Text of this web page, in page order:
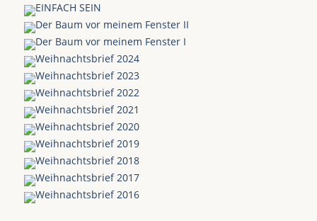
EINFACH SEIN
Der Baum vor meinem Fenster II
Der Baum vor meinem Fenster I
Weihnachtsbrief 2024
Weihnachtsbrief 2023
Weihnachtsbrief 2022
Weihnachtsbrief 2021
Weihnachtsbrief 2020
Weihnachtsbrief 2019
Weihnachtsbrief 2018
Weihnachtsbrief 2017
Weihnachtsbrief 2016